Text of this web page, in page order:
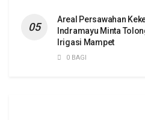
Areal Persawahan
Indramayu Minta
Irigasi Mampet
0 BAGI